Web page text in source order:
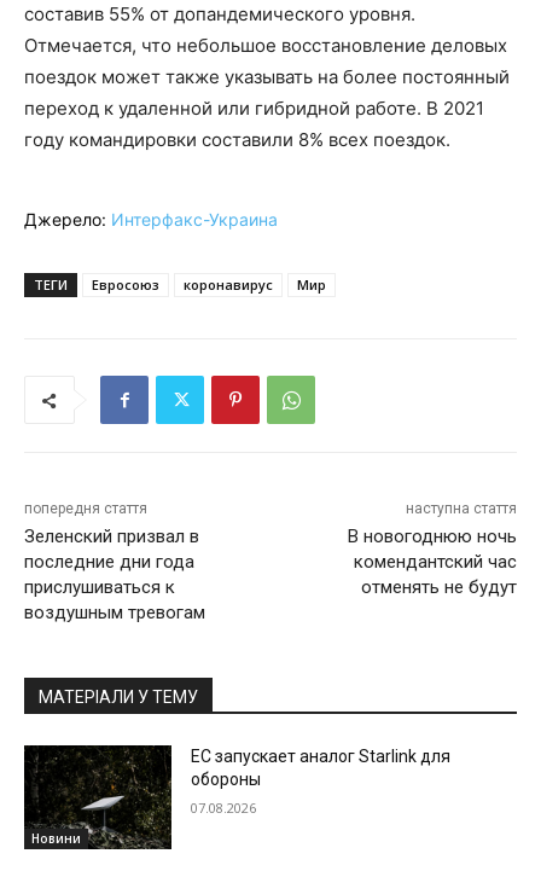
составив 55% от допандемического уровня.
Отмечается, что небольшое восстановление деловых
поездок может также указывать на более постоянный
переход к удаленной или гибридной работе. В 2021
году командировки составили 8% всех поездок.
Джерело: Интерфакс-Украина
ТЕГИ Евросоюз коронавирус Мир
попередня стаття
Зеленский призвал в
последние дни года
прислушиваться к
воздушным тревогам
наступна стаття
В новогоднюю ночь
комендантский час
отменять не будут
МАТЕРІАЛИ У ТЕМУ
Новини
ЕС запускает аналог Starlink для
обороны
07.08.2026